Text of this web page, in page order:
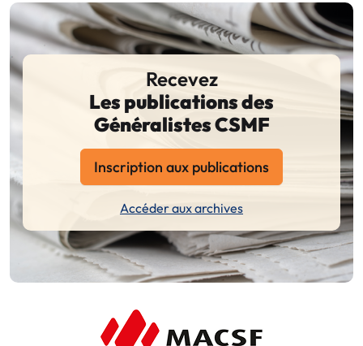
Recevez
Les publications des
Généralistes CSMF
Inscription aux publications
Accéder aux archives